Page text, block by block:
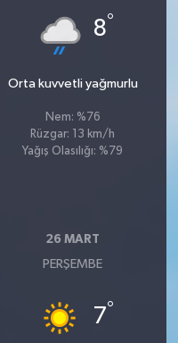
8°
Orta kuvvetli yağmurlu
Nem: %76
Rüzgar: 13 km/h
Yağış Olasılığı: %79
26 MART
PERŞEMBE
7°